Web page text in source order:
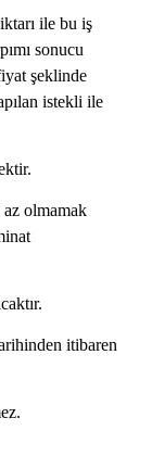
ile bu iş
sonucu
şeklinde
istekli ile
olmamak
itibaren